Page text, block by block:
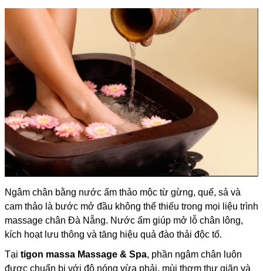
Ngâm chân bằng nước ấm thảo mộc từ gừng, quế, sả và
cam thảo là bước mở đầu không thể thiếu trong mọi liệu trình
massage chân Đà Nẵng. Nước ấm giúp mở lỗ chân lông,
kích hoạt lưu thông và tăng hiệu quả đào thải độc tố.
Tại tigon massa Massage & Spa, phần ngâm chân luôn
được chuẩn bị với độ nóng vừa phải, mùi thơm thư giãn và